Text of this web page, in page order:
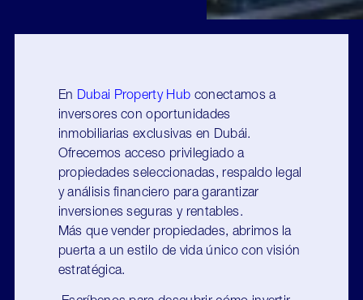
En Dubai Property Hub conectamos a
inversores con oportunidades
inmobiliarias exclusivas en Dubái.
Ofrecemos acceso privilegiado a
propiedades seleccionadas, respaldo legal
y análisis financiero para garantizar
inversiones seguras y rentables.
Más que vender propiedades, abrimos la
puerta a un estilo de vida único con visión
estratégica.